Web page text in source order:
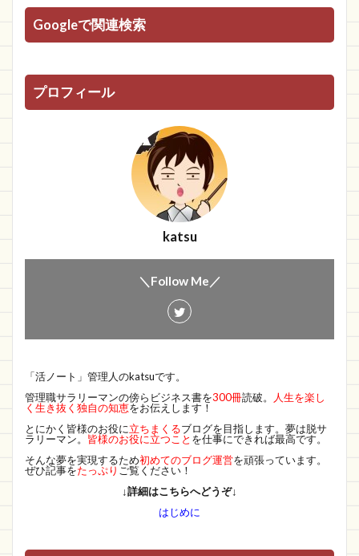
Googleで関連検索
プロフィール
katsu
＼Follow Me／
「活ノート」管理人のkatsuです。
管理職サラリーマンの傍らビジネス書を300冊読破。
人生を楽し
く生き抜く独自の知恵をお伝えします！
とにかく皆様のお役に立ちまくるブログを目指します。夢は脱サ
ラリーマン。 皆様のお役に立つこと を仕事にできれば最高です。
そんな夢を実現するため初めてのブログ運営を頑張っています。
ぜひ記事をたっぷり ご覧ください！
↓詳細はこちらへどうぞ↓
はじめに